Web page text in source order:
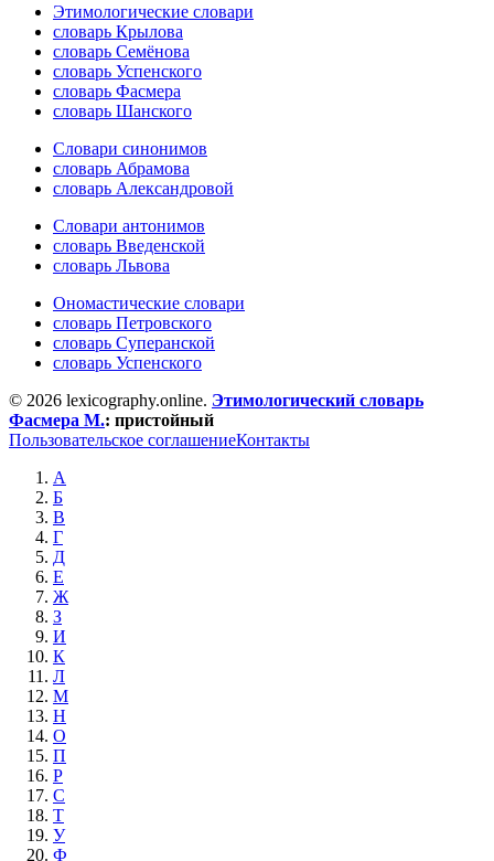
Этимологические словари
словарь Крылова
словарь Семёнова
словарь Успенского
словарь Фасмера
словарь Шанского
Словари синонимов
словарь Абрамова
словарь Александровой
Словари антонимов
словарь Введенской
словарь Львова
Ономастические словари
словарь Петровского
словарь Суперанской
словарь Успенского
© 2026 lexicography.online. Этимологический словарь
Фасмера М.: пристойный
Пользовательское соглашениеКонтакты
А
Б
В
Г
Д
Е
Ж
З
И
К
Л
М
Н
О
П
Р
С
Т
У
Ф